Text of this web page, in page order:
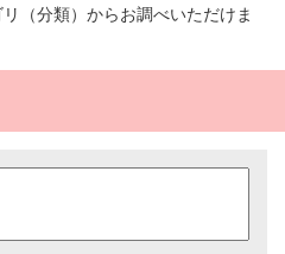
（分類）からお調べいただけま